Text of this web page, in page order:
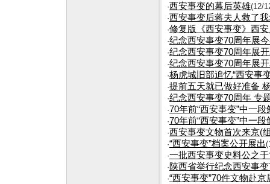
·西安事变的幕后英雄(12/
·西安事变后蒋夫人救了
·修复版《西安事变》西
·纪念西安事变70周年展
·纪念西安事变70周年展
·纪念西安事变70周年展
·杨虎城旧部追忆“西安事
·提前五天就已做好准备
·纪念西安事变70周年 专
·70年前“西安事变”中一
·70年前“西安事变”中一
·西安事变文物首次来京(
·“西安事变”档案公开展出
·一批西安事变史料公之
· 陕西省举行纪念西安事
·“西安事变”70件文物赴京